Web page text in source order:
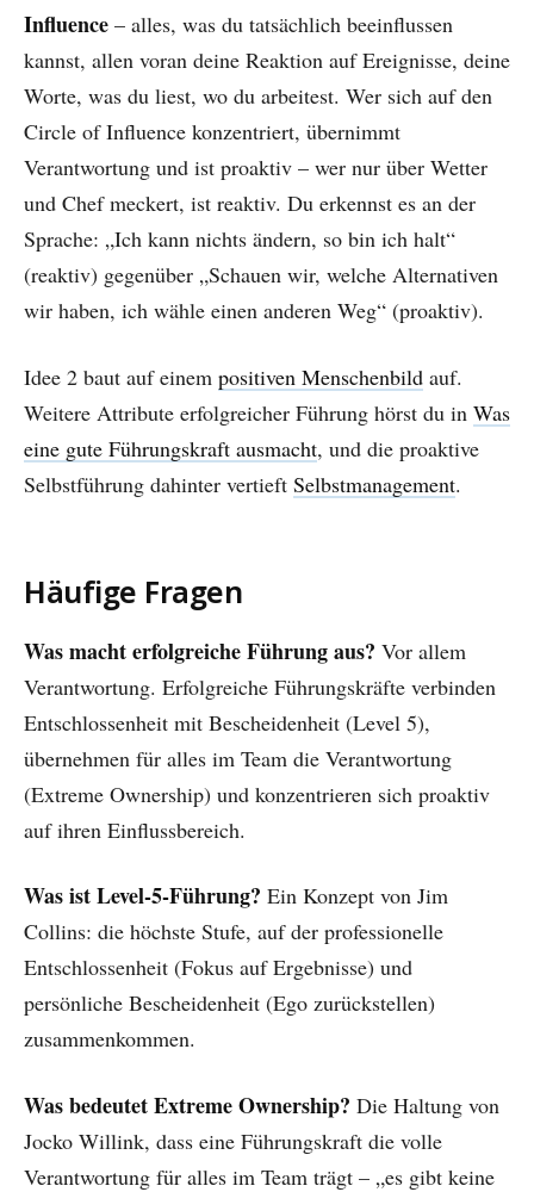
Influence – alles, was du tatsächlich beeinflussen
kannst, allen voran deine Reaktion auf Ereignisse, deine
Worte, was du liest, wo du arbeitest. Wer sich auf den
Circle of Influence konzentriert, übernimmt
Verantwortung und ist proaktiv – wer nur über Wetter
und Chef meckert, ist reaktiv. Du erkennst es an der
Sprache: „Ich kann nichts ändern, so bin ich halt“
(reaktiv) gegenüber „Schauen wir, welche Alternativen
wir haben, ich wähle einen anderen Weg“ (proaktiv).
Idee 2 baut auf einem positiven Menschenbild auf.
Weitere Attribute erfolgreicher Führung hörst du in Was
eine gute Führungskraft ausmacht, und die proaktive
Selbstführung dahinter vertieft Selbstmanagement.
Häufige Fragen
Was macht erfolgreiche Führung aus? Vor allem
Verantwortung. Erfolgreiche Führungskräfte verbinden
Entschlossenheit mit Bescheidenheit (Level 5),
übernehmen für alles im Team die Verantwortung
(Extreme Ownership) und konzentrieren sich proaktiv
auf ihren Einflussbereich.
Was ist Level-5-Führung? Ein Konzept von Jim
Collins: die höchste Stufe, auf der professionelle
Entschlossenheit (Fokus auf Ergebnisse) und
persönliche Bescheidenheit (Ego zurückstellen)
zusammenkommen.
Was bedeutet Extreme Ownership? Die Haltung von
Jocko Willink, dass eine Führungskraft die volle
Verantwortung für alles im Team trägt – „es gibt keine